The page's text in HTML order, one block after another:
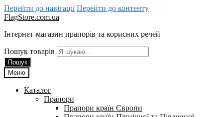
Перейти до навігації Перейти до контенту
FlagStore.com.ua
Інтернет-магазин прапорів та корисних речей
Пошук товарів
Пошук
Меню
Каталог
Прапори
Прапори країн Європи